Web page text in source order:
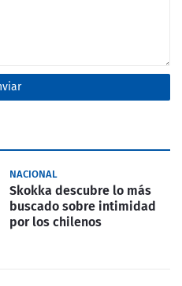
NACIONAL
Skokka descubre lo más
buscado sobre intimidad
por los chilenos